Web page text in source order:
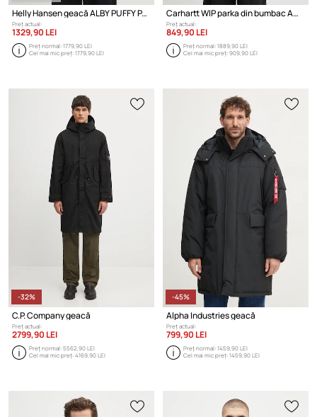
Helly Hansen geacă ALBY PUFFY PARKA
Preț actual:
1329,90 LEI
Preț normal:1779,90 LEI
Cel mai mic preț:1779,90 LEI
Carhartt WIP parka din bumbac Ambel Coat
Preț actual:
849,90 LEI
Preț normal:1889,90 LEI
Cel mai mic preț:909,90 LEI
-32%
C.P. Company geacă
Preț actual:
2799,90 LEI
Preț normal:5562,90 LEI
Cel mai mic preț:4169,90 LEI
-45%
Alpha Industries geacă
Preț actual:
799,90 LEI
Preț normal:1459,90 LEI
Cel mai mic preț:1459,90 LEI